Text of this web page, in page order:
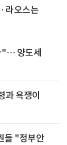
라오스는
"… 양도세
욕쟁이
들 "정부안